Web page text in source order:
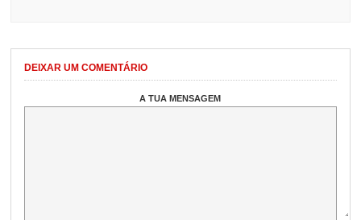
DEIXAR UM COMENTÁRIO
A TUA MENSAGEM